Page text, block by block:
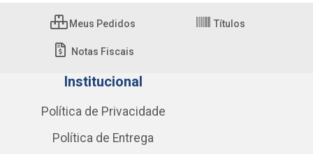
Meus Pedidos Títulos
Notas Fiscais
Institucional
Política de Privacidade
Política de Entrega